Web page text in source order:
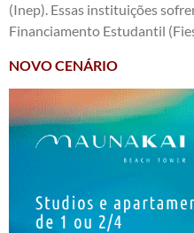
(Inep). Essas instituições
Financiamento Estudantil
NOVO CENÁRIO